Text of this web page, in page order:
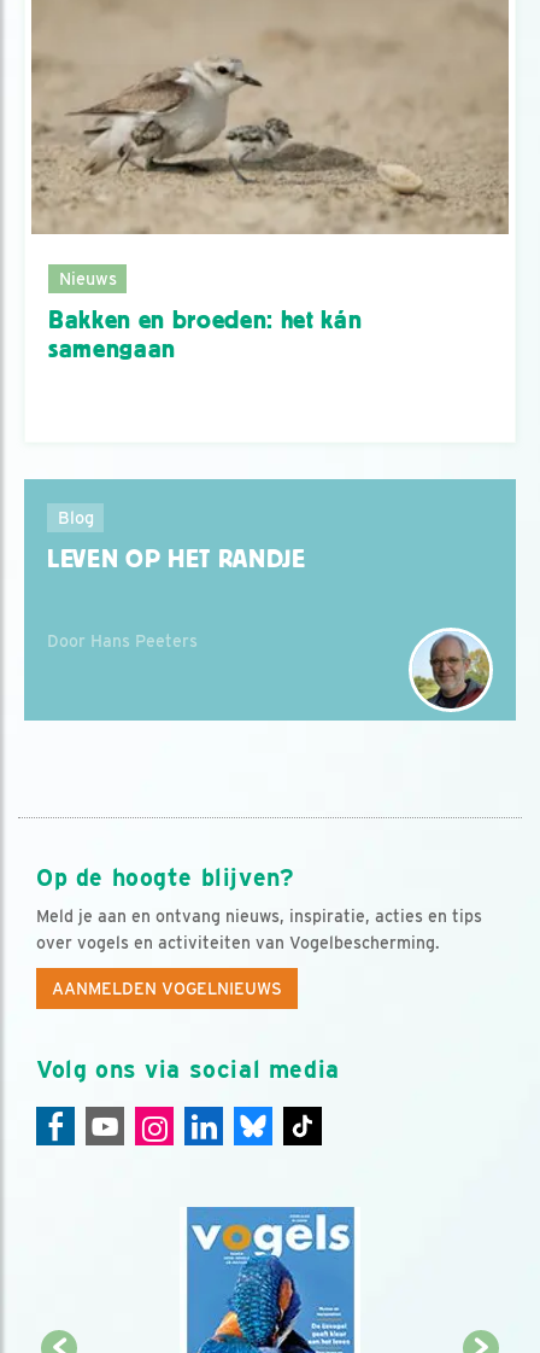
Nieuws
Bakken en broeden: het kán
samengaan
Blog
LEVEN OP HET RANDJE
Door Hans Peeters
Op de hoogte blijven?
Meld je aan en ontvang nieuws, inspiratie, acties en tips
over vogels en activiteiten van Vogelbescherming.
AANMELDEN VOGELNIEUWS
Volg ons via social media